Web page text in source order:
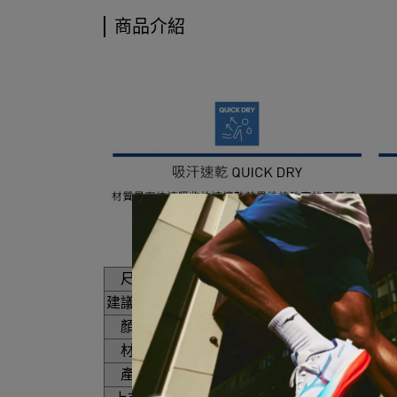
商品介紹
尺寸
S,M,L,XL,2XL,3XL
建議售價
1080
顏色
沼綠
材質
回收聚酯纖維75%、尼龍17%、彈性
產地
台灣製